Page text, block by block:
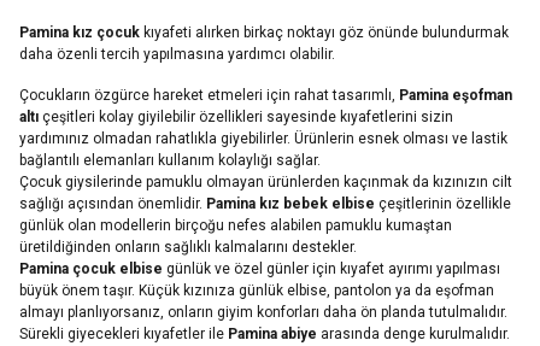
Pamina kız çocuk kıyafeti alırken birkaç noktayı göz önünde bulundurmak
daha özenli tercih yapılmasına yardımcı olabilir.
Çocukların özgürce hareket etmeleri için rahat tasarımlı, Pamina eşofman
altı çeşitleri kolay giyilebilir özellikleri sayesinde kıyafetlerini sizin
yardımınız olmadan rahatlıkla giyebilirler. Ürünlerin esnek olması ve lastik
bağlantılı elemanları kullanım kolaylığı sağlar.
Çocuk giysilerinde pamuklu olmayan ürünlerden kaçınmak da kızınızın cilt
sağlığı açısından önemlidir. Pamina kız bebek elbise çeşitlerinin özellikle
günlük olan modellerin birçoğu nefes alabilen pamuklu kumaştan
üretildiğinden onların sağlıklı kalmalarını destekler.
Pamina çocuk elbise günlük ve özel günler için kıyafet ayırımı yapılması
büyük önem taşır. Küçük kızınıza günlük elbise, pantolon ya da eşofman
almayı planlıyorsanız, onların giyim konforları daha ön planda tutulmalıdır.
Sürekli giyecekleri kıyafetler ile Pamina abiye arasında denge kurulmalıdır.